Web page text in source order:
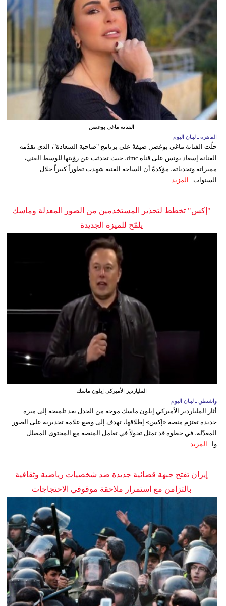
الفنانة ماغي بوغصن
القاهرة ـ لبنان اليوم
حلّت الفنانة ماغي بوغصن ضيفةً على برنامج "صاحبة السعادة"، الذي تقدّمه
الفنانة إسعاد يونس على قناة dmc، حيث تحدثت عن رؤيتها للوسط الفني،
مميزاته وتحدياته، مؤكدةً أن الساحة الفنية شهدت تطوراً كبيراً خلال
السنوات...
المزيد
"إكس" تخطط لتحذير المستخدمين من الصور المعدلة وماسك
يلمّح للميزة الجديدة
الملياردير الأميركي إيلون ماسك
واشنطن ـ لبنان اليوم
أثار الملياردير الأميركي إيلون ماسك موجة من الجدل بعد تلميحه إلى ميزة
جديدة تعتزم منصة «إكس» إطلاقها، تهدف إلى وضع علامة تحذيرية على الصور
المعدّلة، في خطوة قد تمثل تحولاً في تعامل المنصة مع المحتوى المضلل
وا... المزيد
إيران تفتح جبهة قضائية جديدة ضد شخصيات رياضية وثقافية
بالتزامن مع استمرار ملاحقة موقوفي الاحتجاجات